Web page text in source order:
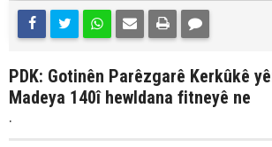
PDK: Gotinên Parêzgarê Kerkûkê
Madeya 140î hewldana fitneyê ne
.